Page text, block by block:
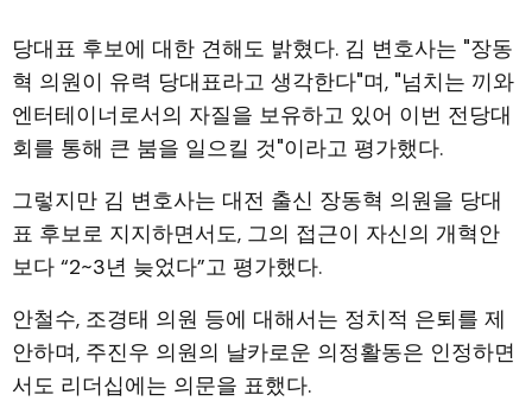
당대표 후보에 대한 견해도 밝혔다. 김 변호사는 "장동
혁 의원이 유력 당대표라고 생각한다"며, "넘치는 끼와
엔터테이너로서의 자질을 보유하고 있어 이번 전당대
회를 통해 큰 붐을 일으킬 것"이라고 평가했다.
그렇지만 김 변호사는 대전 출신 장동혁 의원을 당대
표 후보로 지지하면서도, 그의 접근이 자신의 개혁안
보다 “2~3년 늦었다”고 평가했다.
안철수, 조경태 의원 등에 대해서는 정치적 은퇴를 제
안하며, 주진우 의원의 날카로운 의정활동은 인정하면
서도 리더십에는 의문을 표했다.